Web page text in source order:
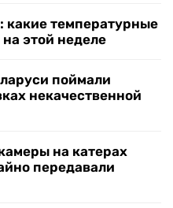
какие температурные
этой неделе
поймали
некачественной
на катерах
передавали